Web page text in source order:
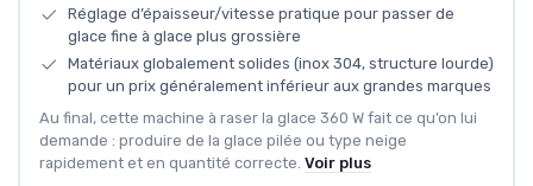
Réglage d’épaisseur/vitesse pratique pour passer de
glace fine à glace plus grossière
Matériaux globalement solides (inox 304, structure lourde)
pour un prix généralement inférieur aux grandes marques
Au final, cette machine à raser la glace 360 W fait ce qu’on lui
demande : produire de la glace pilée ou type neige
rapidement et en quantité correcte. Voir plus